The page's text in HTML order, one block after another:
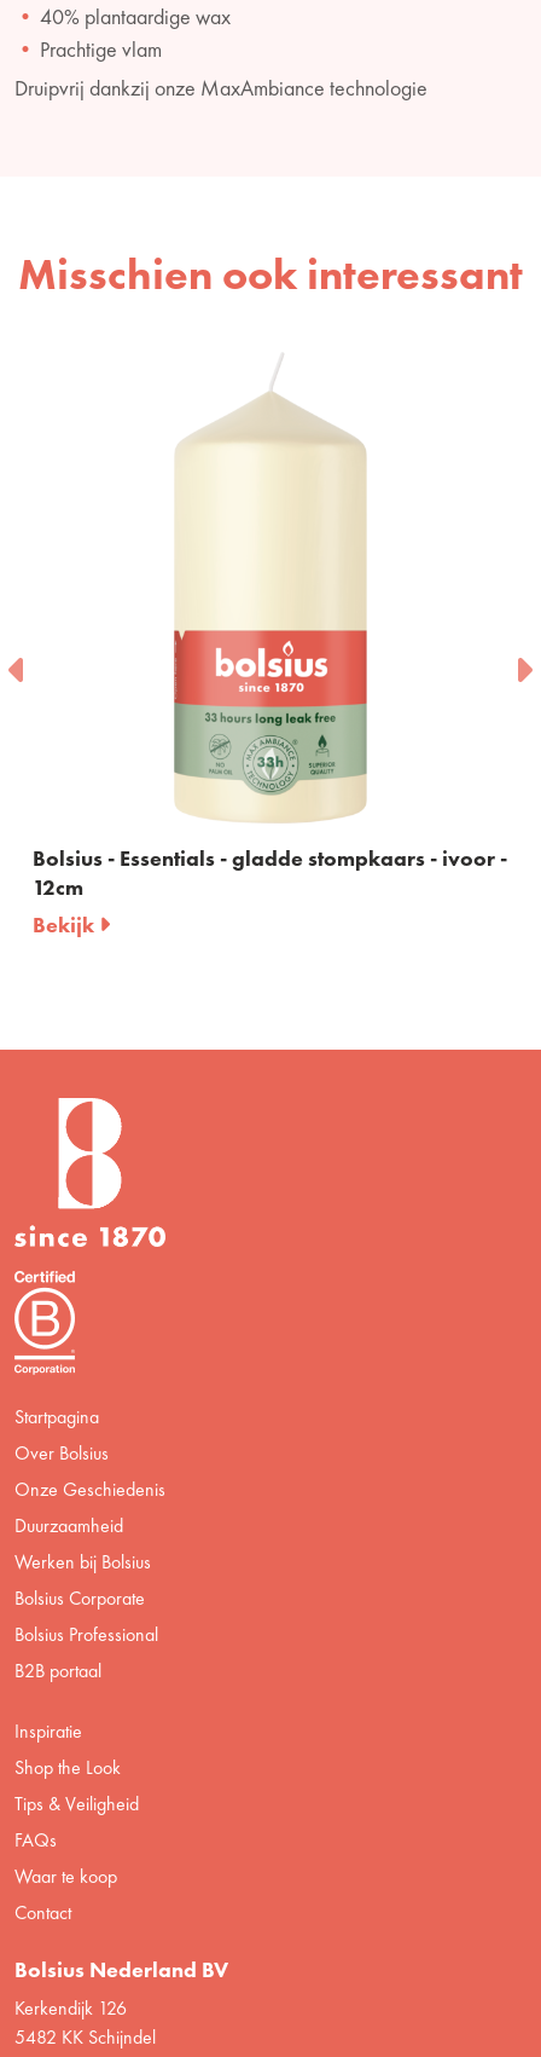
40% plantaardige wax
Prachtige vlam
Druipvrij dankzij onze MaxAmbiance technologie
Misschien ook interessant
Bolsius - Essentials - gladde stompkaars - ivoor -
12cm
Bekijk
Startpagina
Over Bolsius
Onze Geschiedenis
Duurzaamheid
Werken bij Bolsius
Bolsius Corporate
Bolsius Professional
B2B portaal
Inspiratie
Shop the Look
Tips & Veiligheid
FAQs
Waar te koop
Contact
Bolsius Nederland BV
Kerkendijk 126
5482 KK Schijndel